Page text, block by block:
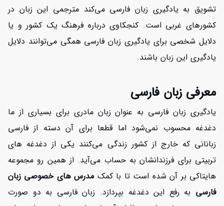
تشویق به یادگیری زبان فارسی می‌کند مترجمی این زبان در
کشورهای غربی است. کنجکاوی درباره فرهنگ یک کشور و یا
دلایل شخصی برای یادگیری زبان فارسی همگی می‌توانند دلایل
یادگیری این زبان باشند.
معرفی زبان فارسی
یادگیری زبان فارسی به عنوان زبان مادری برای بسیاری از ما
دغدغه محسوب نمی‌شود اما قطعا برای آن دسته از فارسی
زبانانی که خارج از کشور زندگی می‌کنند یکی از دغدغه های
تربیتی برای فرزندانشان به حساب می‌آید. از همین رو مجموعه
هایتاکی بر آن شده است تا با کمک مدرس های خصوصی زبان
فارسی به رفع این دغدغه بپردازد. زبان فارسی به دو صورت